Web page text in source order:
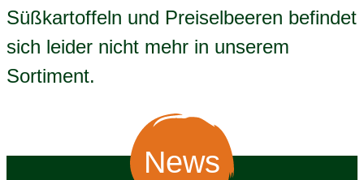
Süßkartoffeln und Preiselbeeren befindet
sich leider nicht mehr in unserem
Sortiment.
News